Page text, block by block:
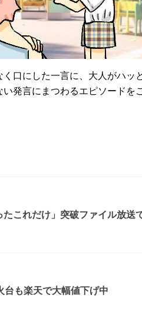
口にした一言に、大人がハ
発言にまつわるエピソード
これだけ」突破ファイル放送
台も楽天で大幅値下げ中